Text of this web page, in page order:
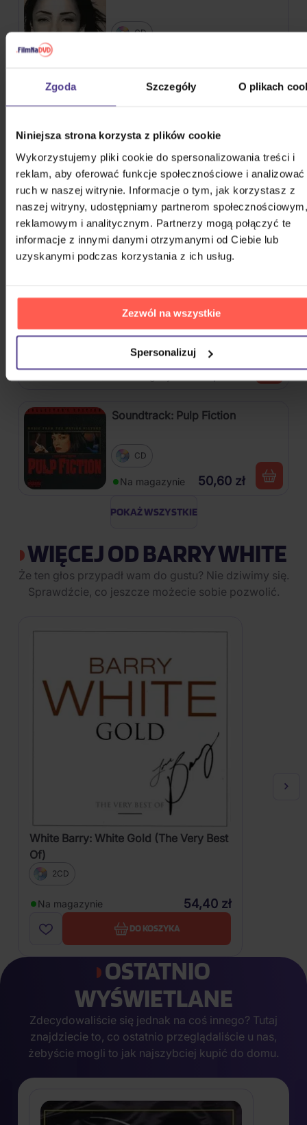
Zgoda Szczegóły O plikach
Niniejsza strona korzysta z plików cookie
Wykorzystujemy pliki cookie do spersonalizowania treści i
reklam, aby oferować funkcje społecznościowe i analizować
ruch w naszej witrynie. Informacje o tym, jak korzystasz z
naszej witryny, udostępniamy partnerom społecznościowym,
reklamowym i analitycznym. Partnerzy mogą połączyć te
informacje z innymi danymi otrzymanymi od Ciebie lub
uzyskanymi podczas korzystania z ich usług.
Zezwól na wszystkie
Spersonalizuj
CD
Na magazynie 73,20 zł
Richie Lionel: Definitive
Collection
Gorillaz: Gorillaz
2Vinyl
146,60 zł
Soundtrack: Pulp Fiction
CD
Na magazynie 50,60 zł
POKAŻ WSZYSTKIE
WIĘCEJ OD BARRY WHITE
Że ten głos przypadł wam do gustu? Nie dziwimy się.
Sprawdźcie, co jeszcze możecie sobie pozwolić.
White Barry: White Gold (The Very Best
Of)
2CD
Na magazynie 54,40 zł
DO KOSZYKA
OSTATNIO
WYŚWIETLANE
Zdecydowaliście się jednak na coś innego? Tutaj
znajdziecie to, co ostatnio przeglądaliście u nas,
żebyście mogli to jak najszybciej kupić do domu.